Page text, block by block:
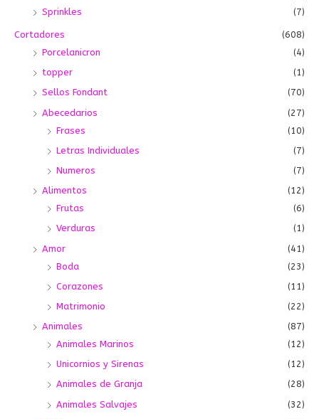
Sprinkles
(7)
Cortadores
(608)
Porcelanicron
(4)
topper
(1)
Sellos Fondant
(70)
Abecedarios
(27)
Frases
(10)
Letras Individuales
(7)
Numeros
(7)
Alimentos
(12)
Frutas
(6)
Verduras
(1)
Amor
(41)
Boda
(23)
Corazones
(11)
Matrimonio
(22)
Animales
(87)
Animales Marinos
(12)
Unicornios y Sirenas
(12)
Animales de Granja
(28)
Animales Salvajes
(32)